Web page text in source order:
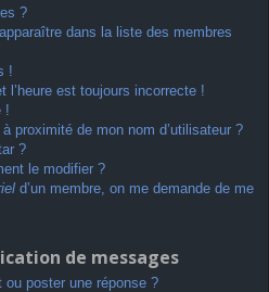
?
dans la liste des membres
!
l’heure est toujours incorrecte !
!
proximité de mon nom d’utilisateur ?
?
le modifier ?
d’un membre, on me demande de me
de messages
poster une réponse ?